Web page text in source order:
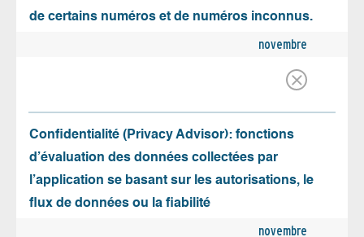
de certains numéros et de numéros inconnus.
novembre
Confidentialité (Privacy Advisor): fonctions
d’évaluation des données collectées par
l’application se basant sur les autorisations, le
flux de données ou la fiabilité
novembre